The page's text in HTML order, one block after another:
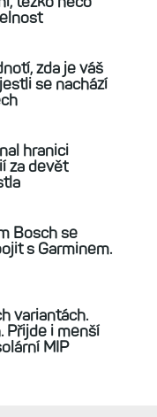
Srovnání
Solar a Instinct